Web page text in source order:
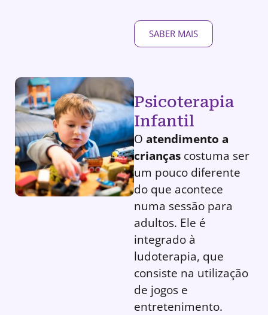
SABER MAIS
Psicoterapia
Infantil
O atendimento a
crianças costuma ser
um pouco diferente
do que acontece
numa sessão para
adultos. Ele é
integrado à
ludoterapia, que
consiste na utilização
de jogos e
entretenimento.